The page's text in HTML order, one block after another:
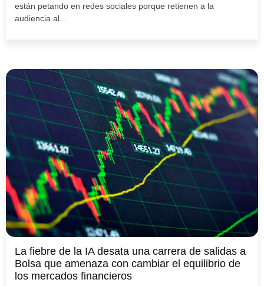
están petando en redes sociales porque retienen a la
audiencia al...
La fiebre de la IA desata una carrera de salidas a
Bolsa que amenaza con cambiar el equilibrio de
los mercados financieros